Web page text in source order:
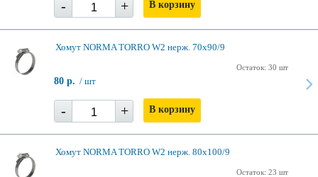
- + В корзину
Хомут NORMA TORRO W2 нерж. 70х90/9
Остаток: 30 шт
80 р. / шт
- + В корзину
Хомут NORMA TORRO W2 нерж. 80х100/9
Остаток: 23 шт